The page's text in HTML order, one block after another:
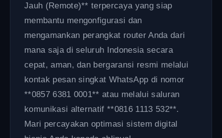
Jauh (Remote)** terpercaya yang siap
membantu mengonfigurasi dan
mengamankan perangkat router Anda dari
mana saja di seluruh Indonesia secara
cepat, aman, dan bergaransi resmi melalui
kontak pesan singkat WhatsApp di nomor
**0857 6381 0001** atau melalui saluran
komunikasi alternatif **0816 1113 532**.
Mari percayakan optimasi sistem digital